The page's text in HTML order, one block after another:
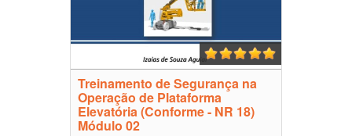
Treinamento de Segurança na
Operação de Plataforma
Elevatória (Conforme - NR 18)
Módulo 02